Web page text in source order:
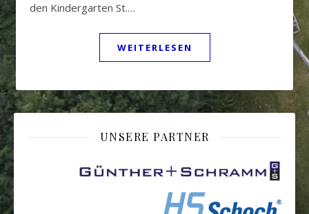
den Kindergarten St.…
WEITERLESEN
UNSERE PARTNER